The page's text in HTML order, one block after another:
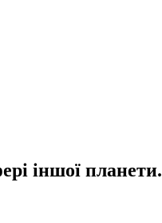
іншої планети.